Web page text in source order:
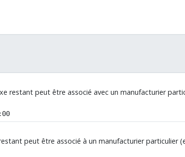
restant peut être associé avec un manufacturier
peut être associé à un manufacturier particulier